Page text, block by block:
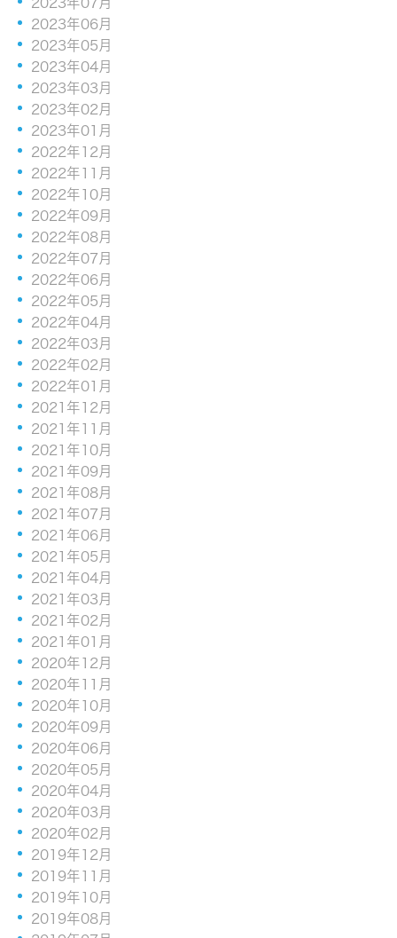
2023年06月
2023年05月
2023年04月
2023年03月
2023年02月
2023年01月
2022年12月
2022年11月
2022年10月
2022年09月
2022年08月
2022年07月
2022年06月
2022年05月
2022年04月
2022年03月
2022年02月
2022年01月
2021年12月
2021年11月
2021年10月
2021年09月
2021年08月
2021年07月
2021年06月
2021年05月
2021年04月
2021年03月
2021年02月
2021年01月
2020年12月
2020年11月
2020年10月
2020年09月
2020年06月
2020年05月
2020年04月
2020年03月
2020年02月
2019年12月
2019年11月
2019年10月
2019年08月